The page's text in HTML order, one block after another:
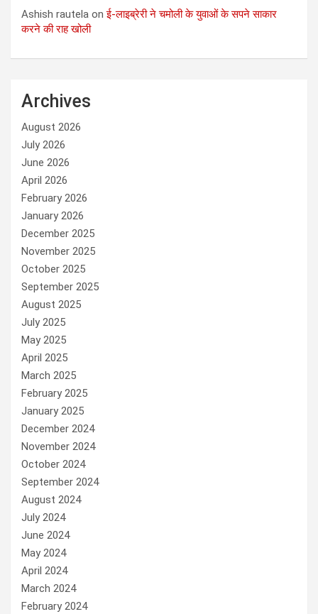
Ashish rautela onई-लाइब्रेरी ने चमोली के युवाओं के सपने साकार
करने की राह खोली
Archives
August 2026
July 2026
June 2026
April 2026
February 2026
January 2026
December 2025
November 2025
October 2025
September 2025
August 2025
July 2025
May 2025
April 2025
March 2025
February 2025
January 2025
December 2024
November 2024
October 2024
September 2024
August 2024
July 2024
June 2024
May 2024
April 2024
March 2024
February 2024